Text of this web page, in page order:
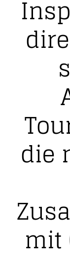
die
mit